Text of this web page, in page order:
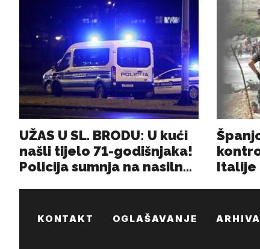
KONTAKT OGLAŠAVANJE ARHIVA